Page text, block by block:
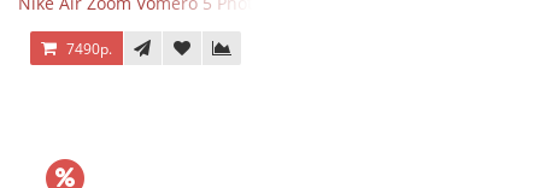
7490р.